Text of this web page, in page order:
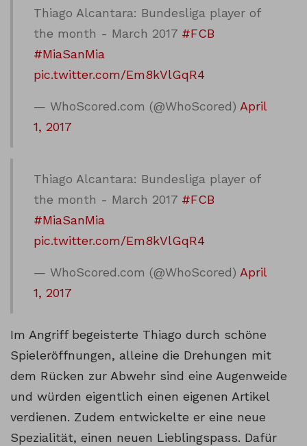
Thiago Alcantara: Bundesliga player of
the month - March 2017 #FCB
#MiaSanMia
pic.twitter.com/Em8kVlGqR4
— WhoScored.com (@WhoScored) April
1, 2017
Thiago Alcantara: Bundesliga player of
the month - March 2017 #FCB
#MiaSanMia
pic.twitter.com/Em8kVlGqR4
— WhoScored.com (@WhoScored) April
1, 2017
Im Angriff begeisterte Thiago durch schöne
Spieleröffnungen, alleine die Drehungen mit
dem Rücken zur Abwehr sind eine Augenweide
und würden eigentlich einen eigenen Artikel
verdienen. Zudem entwickelte er eine neue
Spezialität, einen neuen Lieblingspass. Dafür